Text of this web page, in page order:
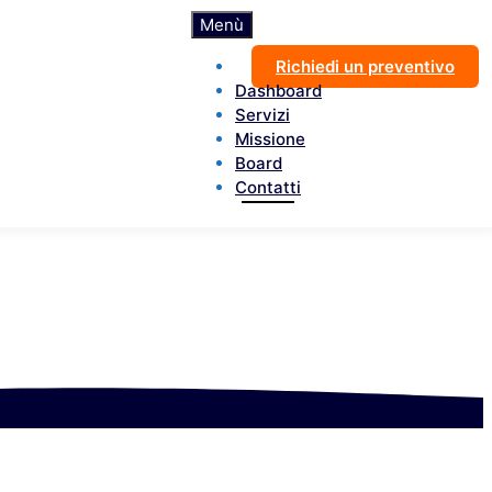
Menù
Richiedi un preventivo
Dashboard
Servizi
Missione
Board
Contatti